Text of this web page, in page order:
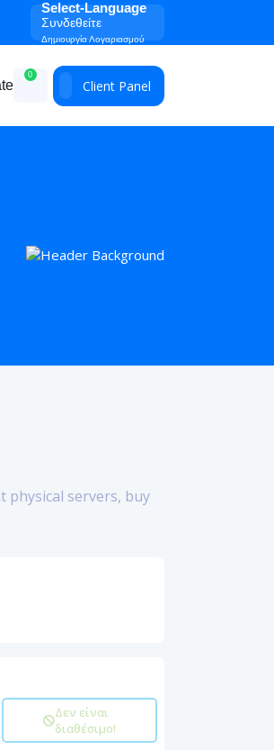
Select-Language
Συνδεθείτε
Δημιουργία Λογαριασμού
0
Client Panel
physical servers, buy
Δεν είναι
διαθέσιμο!